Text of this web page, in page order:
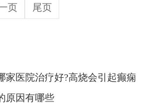
页 尾页
家医院治疗好?高烧会引起癫痫
原因有哪些